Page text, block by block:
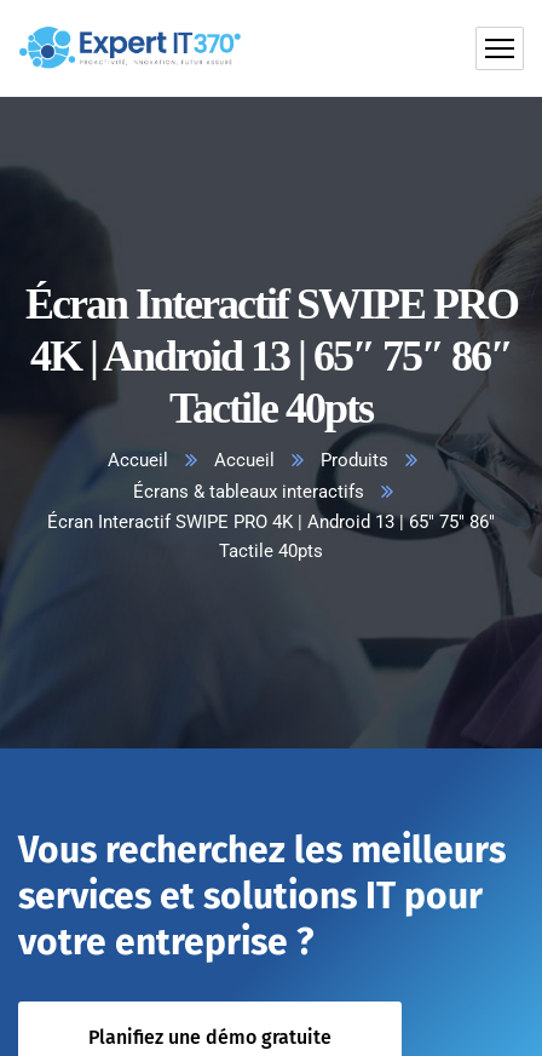
Écran Interactif SWIPE PRO
4K | Android 13 | 65″ 75″ 86″
Tactile 40pts
Accueil Accueil
Produits
Écrans & tableaux interactifs
Écran Interactif SWIPE PRO 4K | Android 13 | 65″ 75″ 86″
Tactile 40pts
Vous recherchez les meilleurs
services et solutions IT pour
votre entreprise ?
Planifiez une démo gratuite